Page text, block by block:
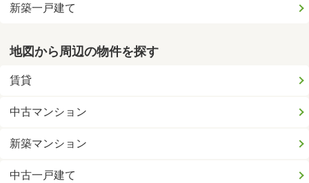
新築一戸建て
地図から周辺の物件を探す
賃貸
中古マンション
新築マンション
中古一戸建て